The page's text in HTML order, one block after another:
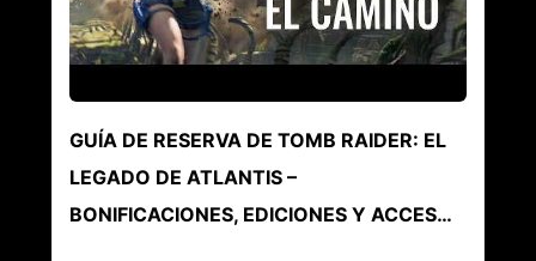
GUÍA DE RESERVA DE TOMB RAIDER: EL
LEGADO DE ATLANTIS –
BONIFICACIONES, EDICIONES Y ACCES…